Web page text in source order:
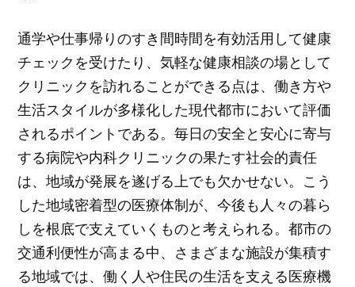
通学や仕事帰りのすき間時間を有効活用して健康
チェックを受けたり、気軽な健康相談の場として
クリニックを訪れることができる点は、働き方や
生活スタイルが多様化した現代都市において評価
されるポイントである。毎日の安全と安心に寄与
する病院や内科クリニックの果たす社会的責任
は、地域が発展を遂げる上でも欠かせない。こう
した地域密着型の医療体制が、今後も人々の暮ら
しを根底で支えていくものと考えられる。都市の
交通利便性が高まる中、さまざまな施設が集積す
る地域では、働く人や住民の生活を支える医療機